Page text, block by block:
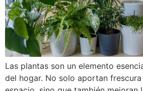
Las plantas son un elemento
del hogar. No solo aportan